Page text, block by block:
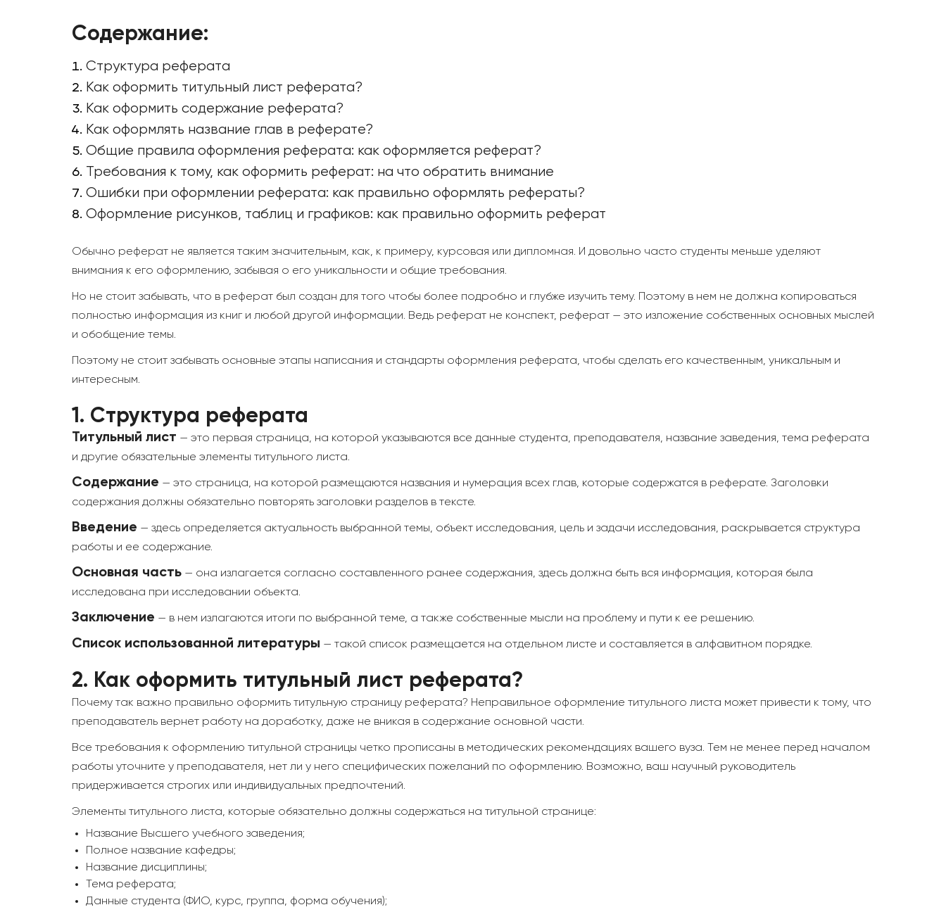
Содержание:
Структура реферата
Как оформить титульный лист реферата?
Как оформить содержание реферата?
Как оформлять название глав в реферате?
Общие правила оформления реферата: как оформляется реферат?
Требования к тому, как оформить реферат: на что обратить внимание
Ошибки при оформлении реферата: как правильно оформлять рефераты?
Оформление рисунков, таблиц и графиков: как правильно оформить реферат
Обычно реферат не является таким значительным, как, к примеру, курсовая или дипломная. И довольно часто студенты меньше уделяют
внимания к его оформлению, забывая о его уникальности и общие требования.
Но не стоит забывать, что в реферат был создан для того чтобы более подробно и глубже изучить тему. Поэтому в нем не должна копироваться
полностью информация из книг и любой другой информации. Ведь реферат не конспект, реферат — это изложение собственных основных мыслей
и обобщение темы.
Поэтому не стоит забывать основные этапы написания и стандарты оформления реферата, чтобы сделать его качественным, уникальным и
интересным.
1. Структура реферата
Титульный лист — это первая страница, на которой указываются все данные студента, преподавателя, название заведения, тема реферата
и другие обязательные элементы титульного листа.
Содержание — это страница, на которой размещаются названия и нумерация всех глав, которые содержатся в реферате. Заголовки
содержания должны обязательно повторять заголовки разделов в тексте.
Введение — здесь определяется актуальность выбранной темы, объект исследования, цель и задачи исследования, раскрывается структура
работы и ее содержание.
Основная часть — она излагается согласно составленного ранее содержания, здесь должна быть вся информация, которая была
исследована при исследовании объекта.
Заключение — в нем излагаются итоги по выбранной теме, а также собственные мысли на проблему и пути к ее решению.
Список использованной литературы — такой список размещается на отдельном листе и составляется в алфавитном порядке.
2. Как оформить титульный лист реферата?
Почему так важно правильно оформить титульную страницу реферата? Неправильное оформление титульного листа может привести к тому, что
преподаватель вернет работу на доработку, даже не вникая в содержание основной части.
Все требования к оформлению титульной страницы четко прописаны в методических рекомендациях вашего вуза. Тем не менее перед началом
работы уточните у преподавателя, нет ли у него специфических пожеланий по оформлению. Возможно, ваш научный руководитель
придерживается строгих или индивидуальных предпочтений.
Элементы титульного листа, которые обязательно должны содержаться на титульной странице:
Название Высшего учебного заведения;
Полное название кафедры;
Название дисциплины;
Тема реферата;
Данные студента (ФИО, курс, группа, форма обучения);